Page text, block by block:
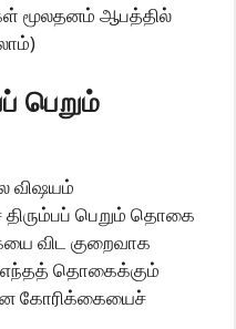
மூலதனம் ஆபத்தில்
பெறும்
விஷயம்
பெறும் தொகை
விட குறைவாக
எந்தத் தொகைக்கும்
கோரிக்கையைச்